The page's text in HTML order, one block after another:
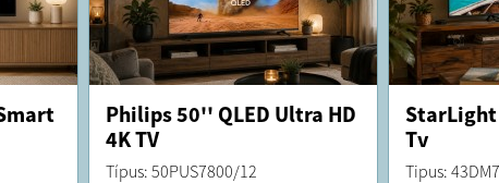
Philips 50'' QLED Ultra HD
4K TV
Típus: 50PUS7800/12
Tv
Tipus: